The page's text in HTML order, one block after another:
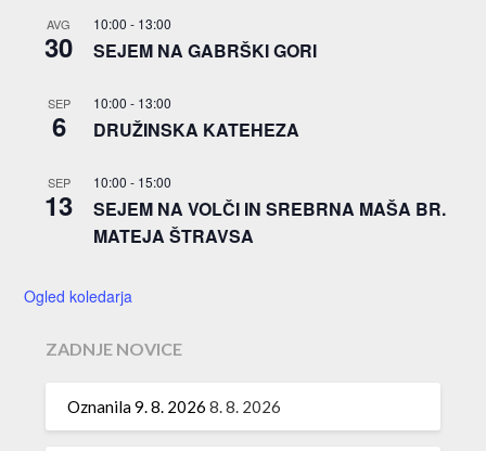
AVG
30
10:00 - 13:00
SEJEM NA GABRŠKI GORI
SEP
6
10:00 - 13:00
DRUŽINSKA KATEHEZA
SEP
13
10:00 - 15:00
SEJEM NA VOLČI IN SREBRNA MAŠA BR.
MATEJA ŠTRAVSA
Ogled koledarja
ZADNJE NOVICE
Oznanila 9. 8. 2026 8. 8. 2026